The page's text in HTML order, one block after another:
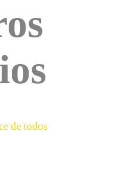
de todos